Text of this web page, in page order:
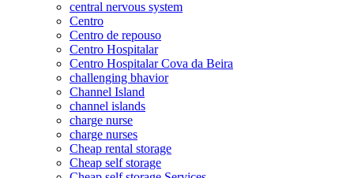
central nervous system
Centro
Centro de repouso
Centro Hospitalar
Centro Hospitalar Cova da Beira
challenging bhavior
Channel Island
channel islands
charge nurse
charge nurses
Cheap rental storage
Cheap self storage